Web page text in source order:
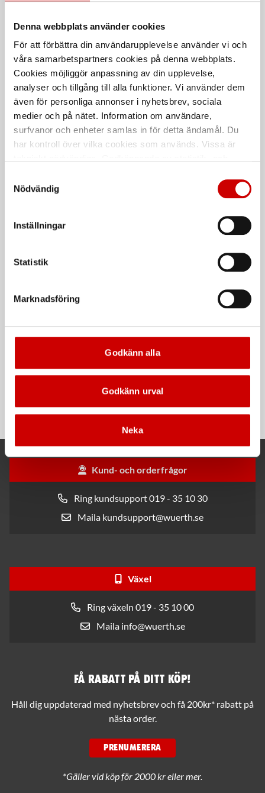
Denna webbplats använder cookies
För att förbättra din användarupplevelse använder vi och
våra samarbetspartners cookies på denna webbplats.
Cookies möjliggör anpassning av din upplevelse,
analyser och tillgång till alla funktioner. Vi använder dem
även för personliga annonser i nyhetsbrev, sociala
medier och på nätet. Information om användare,
surfvanor och enheter samlas in för detta ändamål. Du
har kontroll över vilka cookies som används. Vissa är
länder utanför EU med olika dataskyddsnormer. Genom
att godkänna samtycker du till sådana överföringar. Läs
Nödvändig
Inställningar
Statistik
Marknadsföring
Godkänn alla
Godkänn urval
Neka
System för
Snabbt och enkelt system för att
reparera stenskott i vindruta
Softshelljacka med luva
100% polyester
De som köpte, köpte även
Kampanj
Våtservett för glasögon
Kampanj
Rengöringsduk Wetmax
För snabb och effektiv rengöring
Knappcell CR2032-3V
Kund- och orderfrågor
Ring kundsupport 019 - 35 10 30
Maila kundsupport@wuerth.se
Växel
Ring växeln 019 - 35 10 00
Maila info@wuerth.se
Få rabatt på ditt köp!
Håll dig uppdaterad med nyhetsbrev och få 200kr* rabatt på
nästa order.
PRENUMERERA
*Gäller vid köp för 2000 kr eller mer.